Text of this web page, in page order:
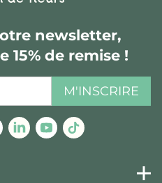
newsletter,
15% de remise !
M'INSCRIRE